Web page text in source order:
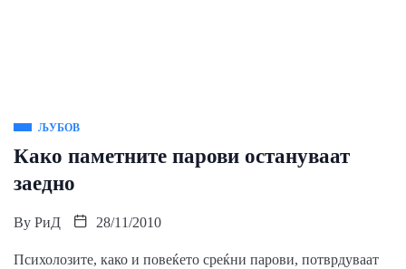
ЉУБОВ
Како паметните парови остануваат
заедно
By РиД 28/11/2010
Психолозите, како и повеќето среќни парови, потврдуваат